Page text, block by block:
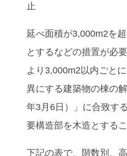
止
延べ面積が3,000m2を
とするなどの措置が必
より3,000m2以内ごと
異にする建築物の棟の
年3月6日）」に合致す
要構造部を木造とする
下記の表で、階数別、